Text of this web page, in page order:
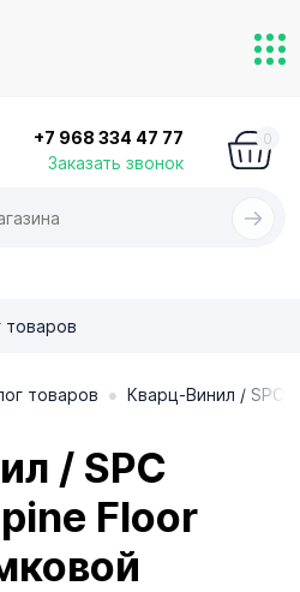
+7 968 334 47 77
Заказать звонок
0
товаров
товаров • Кварц-Винил / SPC
/ SPC
Floor